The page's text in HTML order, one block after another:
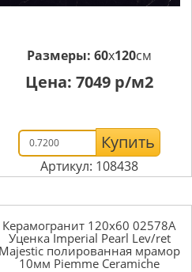
Размеры:60x120см
Цена:7049 р/м2
Купить
Артикул: 108438
Керамогранит 120x60 02578A
Уценка Imperial Pearl Lev/ret
Majestic полированная мрамор
10мм Piemme Ceramiche